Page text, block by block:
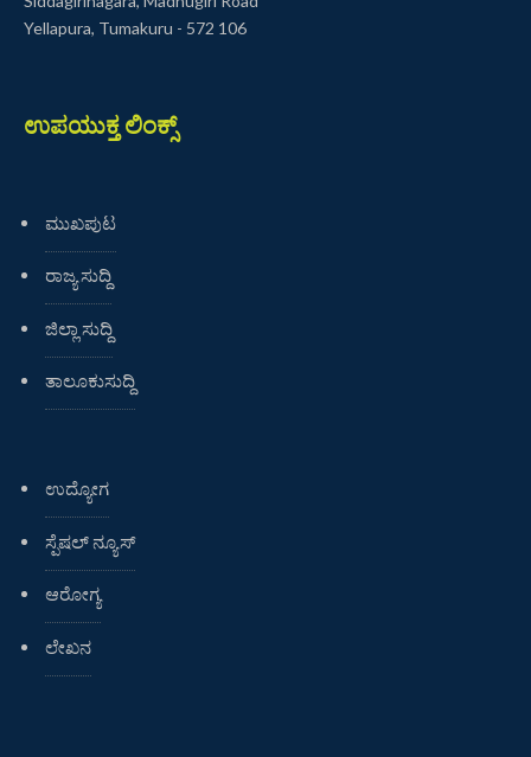
Yellapura, Tumakuru - 572 106
ಉಪಯುಕ್ತ ಲಿಂಕ್ಸ್
ಮುಖಪುಟ
ರಾಜ್ಯ ಸುದ್ದಿ
ಜಿಲ್ಲಾ ಸುದ್ದಿ
ತಾಲೂಕುಸುದ್ದಿ
ಉದ್ಯೋಗ
ಸ್ಪೆಷಲ್ ನ್ಯೂಸ್
ಆರೋಗ್ಯ
ಲೇಖನ